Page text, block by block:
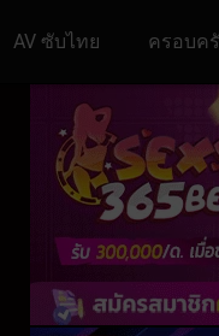
AV ซับไทย ครอบค